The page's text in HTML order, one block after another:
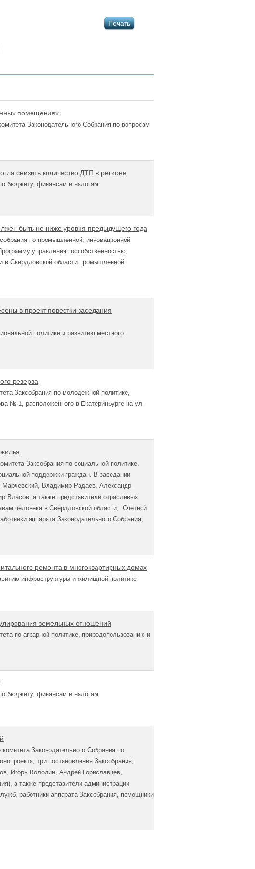
Печать
помещениях
Законодательного Собрания по вопросам
снизить количество ДТП в регионе
бюджету, финансам и налогам.
быть не ниже уровня предыдущего года
по промышленной, инновационной
управления госсобственностью,
в Свердловской области промышленной
в проект повестки заседания
политике и развитию местного
резерва
Заксобрания по молодежной политике,
№ 1, расположенного в Екатеринбурге на ул.
Заксобрания по социальной политике.
поддержки граждан. В заседании
Марчевский, Владимир Радаев, Александр
Власов, а также представители отраслевых
человека в Свердловской области, Счетной
аппарата Законодательного Собрания,
ремонта в многоквартирных домах
инфраструктуры и жилищной политике
земельных отношений
по аграрной политике, природопользованию и
бюджету, финансам и налогам
Законодательного Собрания по
три постановления Заксобрания,
Игорь Володин, Андрей Гориславцев,
а также представители администрации
работники аппарата Заксобрания, помощники